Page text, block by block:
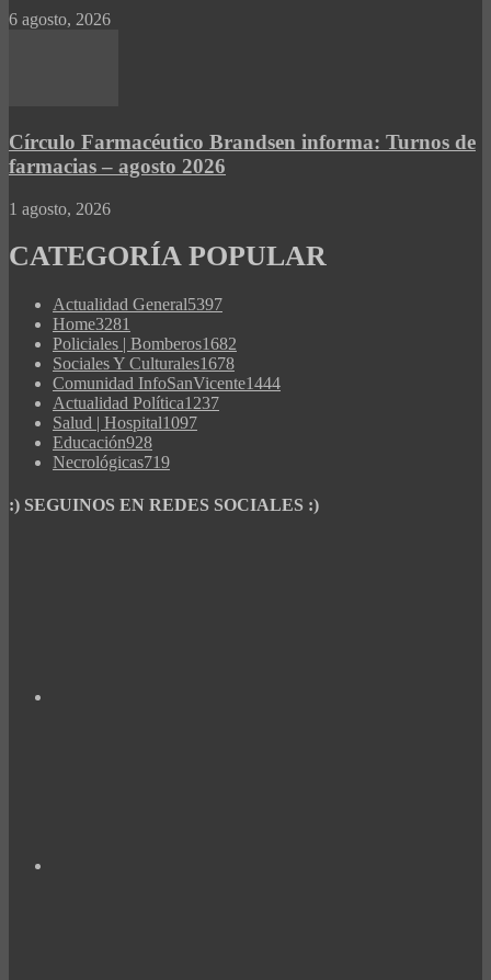
6 agosto, 2026
Círculo Farmacéutico Brandsen informa: Turnos de
farmacias – agosto 2026
1 agosto, 2026
CATEGORÍA POPULAR
Actualidad General5397
Home3281
Policiales | Bomberos1682
Sociales Y Culturales1678
Comunidad InfoSanVicente1444
Actualidad Política1237
Salud | Hospital1097
Educación928
Necrológicas719
:) SEGUINOS EN REDES SOCIALES :)